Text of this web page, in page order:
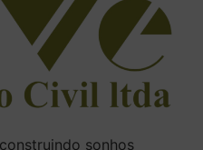
sonhos